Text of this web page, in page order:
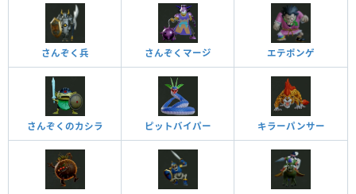
さんぞく兵 さんぞくマージ エテポンゲ
さんぞくのカシラ ピットバイパー キラーパンサー